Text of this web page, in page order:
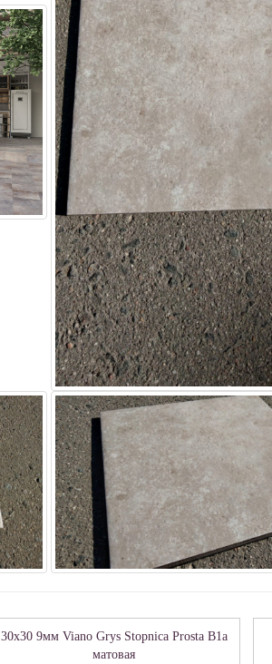
30x30 9мм Viano Grys Stopnica Prosta B1a
матовая